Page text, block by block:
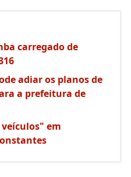
carregado de
adiar os planos de
a prefeitura de
em